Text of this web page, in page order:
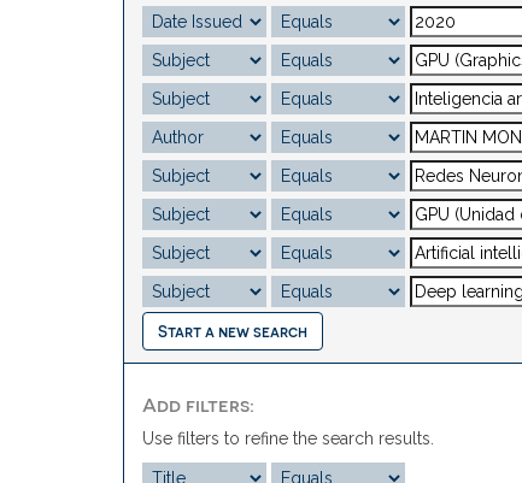
Start a new search
Add filters:
Use filters to refine the search results.